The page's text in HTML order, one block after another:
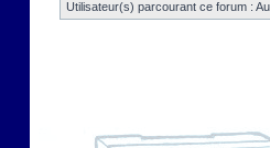
Utilisateur(s) parcourant ce forum :